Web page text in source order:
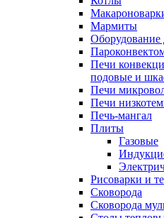
Мармиты
Оборудование
Печи
подовые и
Печи
Печи
Печь-мангал
Плиты
Газовые
Рисоварки и
Сковорода
Сковорода